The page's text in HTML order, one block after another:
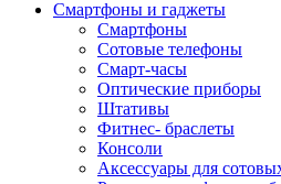
Смартфоны и гаджеты
Смартфоны
Сотовые телефоны
Смарт-часы
Оптические приборы
Штативы
Фитнес- браслеты
Консоли
Аксессуары для